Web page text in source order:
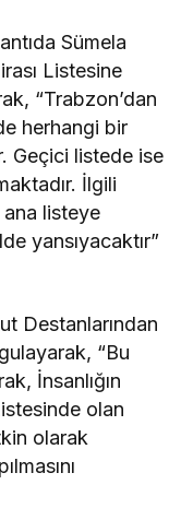
Sümela
Listesine
“Trabzon’dan
herhangi bir
Geçici listede ise
İlgili
ana listeye
yansıyacaktır”
Destanlarından
“Bu
İnsanlığın
olan
olarak